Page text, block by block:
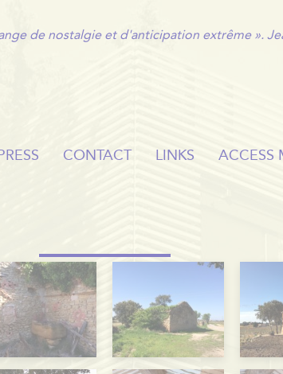
de nostalgie et d'anticipation extrême ».
CONTACT LINKS ACCESS